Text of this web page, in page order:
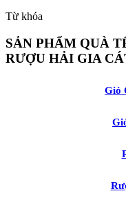
Từ khóa
SẢN PHẨM QUÀ
RƯỢU HẢI GIA
Giỏ